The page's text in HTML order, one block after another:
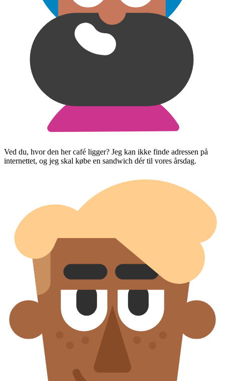
Ved du, hvor den her café ligger? Jeg kan ikke finde adressen på
internettet, og jeg skal købe en sandwich dér til vores årsdag.